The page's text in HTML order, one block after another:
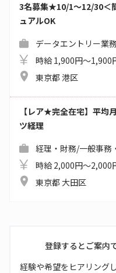
3名募集★10/1～12/30＜
ュアルOK
データエントリー業
時給 1,900円～1,900
東京都 港区
【レア★完全在宅】平均
ツ経理
経理・財務/一般事務
時給 2,000円～2,000
東京都 大田区
登録するとご案内
経験や希望をヒアリング